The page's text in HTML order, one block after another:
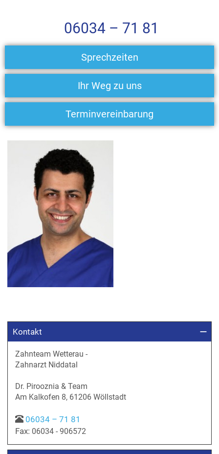
06034 – 71 81
Sprechzeiten
Ihr Weg zu uns
Terminvereinbarung
Kontakt
Zahnteam Wetterau -
Zahnarzt Niddatal
Dr. Pirooznia & Team
Am Kalkofen 8, 61206 Wöllstadt
06034 – 71 81
Fax: 06034 - 906572